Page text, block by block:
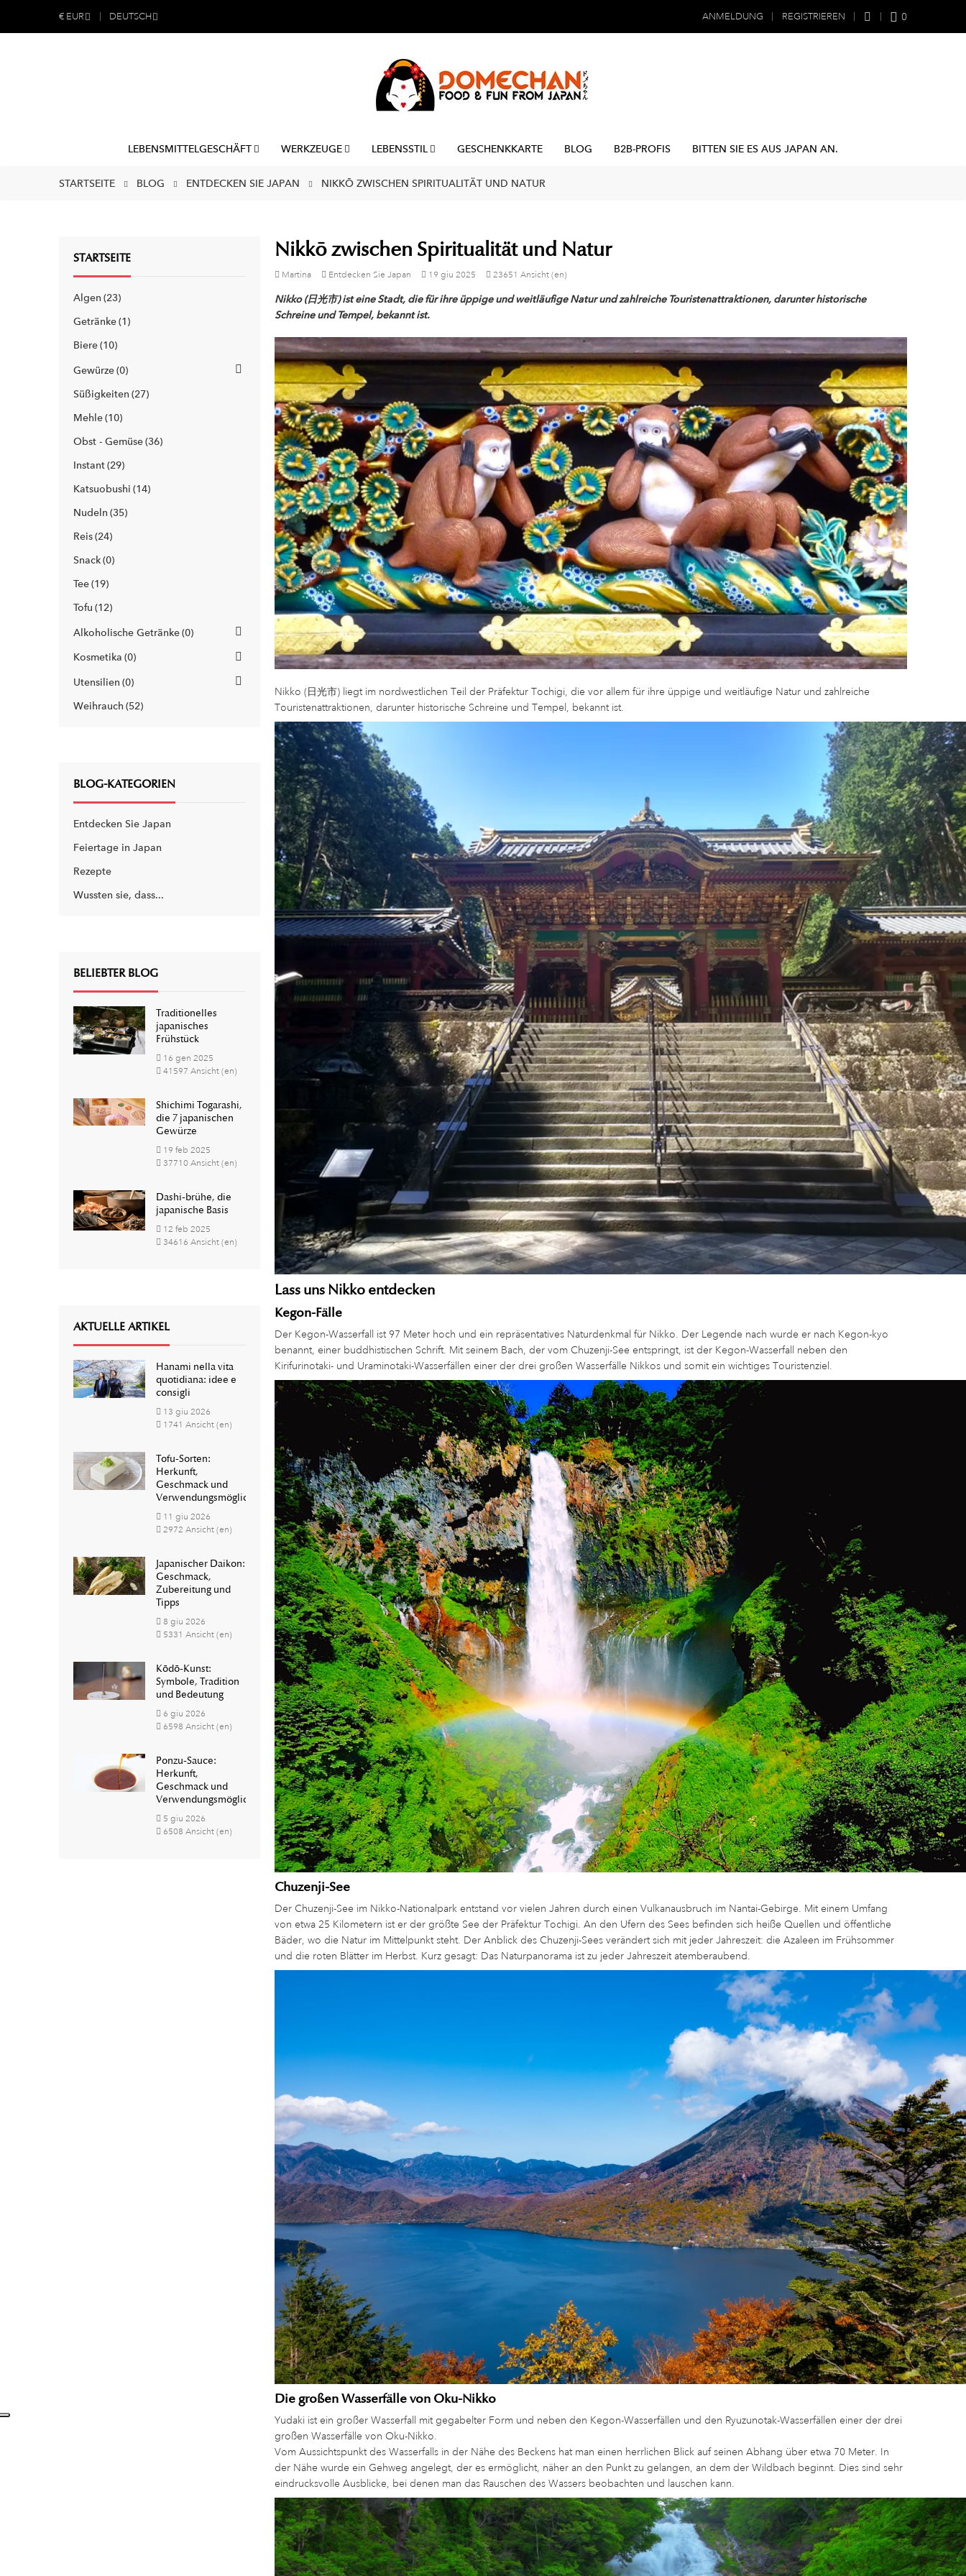
€ EUR DEUTSCH ANMELDUNG REGISTRIEREN 0
LEBENSMITTELGESCHÄFT WERKZEUGE LEBENSSTIL GESCHENKKARTE BLOG B2B-PROFIS BITTEN SIE ES AUS JAPAN AN.
STARTSEITE BLOG ENTDECKEN SIE JAPAN NIKKŌ ZWISCHEN SPIRITUALITÄT UND NATUR
STARTSEITE
Algen 23
Getränke 1
Biere 10
Gewürze 0
Süßigkeiten 27
Mehle 10
Obst - Gemüse 36
Instant 29
Katsuobushi 14
Nudeln 35
Reis 24
Snack 0
Tee 19
Tofu 12
Alkoholische Getränke 0
Kosmetika 0
Utensilien 0
Weihrauch 52
BLOG-KATEGORIEN
Entdecken Sie Japan
Feiertage in Japan
Rezepte
Wussten sie, dass...
BELIEBTER BLOG
Traditionelles
japanisches
Frühstück
16 gen 2025
41597 Ansicht (en)
Shichimi Togarashi,
die 7 japanischen
Gewürze
19 feb 2025
37710 Ansicht (en)
Dashi-brühe, die
japanische Basis
12 feb 2025
34616 Ansicht (en)
AKTUELLE ARTIKEL
Hanami nella vita
quotidiana: idee e
consigli
13 giu 2026
1741 Ansicht (en)
Tofu-Sorten:
Herkunft,
Geschmack und
Verwendungsmöglichkeiten
11 giu 2026
2972 Ansicht (en)
Japanischer Daikon:
Geschmack,
Zubereitung und
Tipps
8 giu 2026
5331 Ansicht (en)
Kōdō-Kunst:
Symbole, Tradition
und Bedeutung
6 giu 2026
6598 Ansicht (en)
Ponzu-Sauce:
Herkunft,
Geschmack und
Verwendungsmöglichkeiten
5 giu 2026
6508 Ansicht (en)
Nikkō zwischen Spiritualität und Natur
Martina Entdecken Sie Japan 19 giu 2025 23651 Ansicht (en)
Nikko (日光市) ist eine Stadt, die für ihre üppige und weitläufige Natur und zahlreiche Touristenattraktionen, darunter historische
Schreine und Tempel, bekannt ist.
Nikko (日光市) liegt im nordwestlichen Teil der Präfektur Tochigi, die vor allem für ihre üppige und weitläufige Natur und zahlreiche
Touristenattraktionen, darunter historische Schreine und Tempel, bekannt ist.
Lass uns Nikko entdecken
Kegon-Fälle
Der Kegon-Wasserfall ist 97 Meter hoch und ein repräsentatives Naturdenkmal für Nikko. Der Legende nach wurde er nach Kegon-kyo
benannt, einer buddhistischen Schrift. Mit seinem Bach, der vom Chuzenji-See entspringt, ist der Kegon-Wasserfall neben den
Kirifurinotaki- und Uraminotaki-Wasserfällen einer der drei großen Wasserfälle Nikkos und somit ein wichtiges Touristenziel.
Chuzenji-See
Der Chuzenji-See im Nikko-Nationalpark entstand vor vielen Jahren durch einen Vulkanausbruch im Nantai-Gebirge. Mit einem Umfang
von etwa 25 Kilometern ist er der größte See der Präfektur Tochigi. An den Ufern des Sees befinden sich heiße Quellen und öffentliche
Bäder, wo die Natur im Mittelpunkt steht. Der Anblick des Chuzenji-Sees verändert sich mit jeder Jahreszeit: die Azaleen im Frühsommer
und die roten Blätter im Herbst. Kurz gesagt: Das Naturpanorama ist zu jeder Jahreszeit atemberaubend.
Die großen Wasserfälle von Oku-Nikko
Yudaki ist ein großer Wasserfall mit gegabelter Form und neben den Kegon-Wasserfällen und den Ryuzunotak-Wasserfällen einer der drei
großen Wasserfälle von Oku-Nikko.
Vom Aussichtspunkt des Wasserfalls in der Nähe des Beckens hat man einen herrlichen Blick auf seinen Abhang über etwa 70 Meter. In
der Nähe wurde ein Gehweg angelegt, der es ermöglicht, näher an den Punkt zu gelangen, an dem der Wildbach beginnt. Dies sind sehr
eindrucksvolle Ausblicke, bei denen man das Rauschen des Wassers beobachten und lauschen kann.